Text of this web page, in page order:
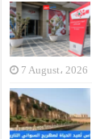
7 August، 2026